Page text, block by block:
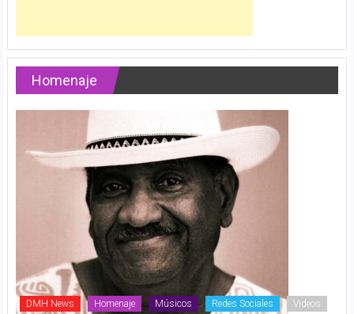
Homenaje
DMH News Homenaje Músicos Redes Sociales Videos